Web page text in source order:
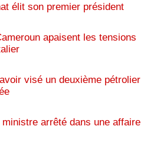
élit son premier président
apaisent les tensions
visé un deuxième pétrolier
arrêté dans une affaire